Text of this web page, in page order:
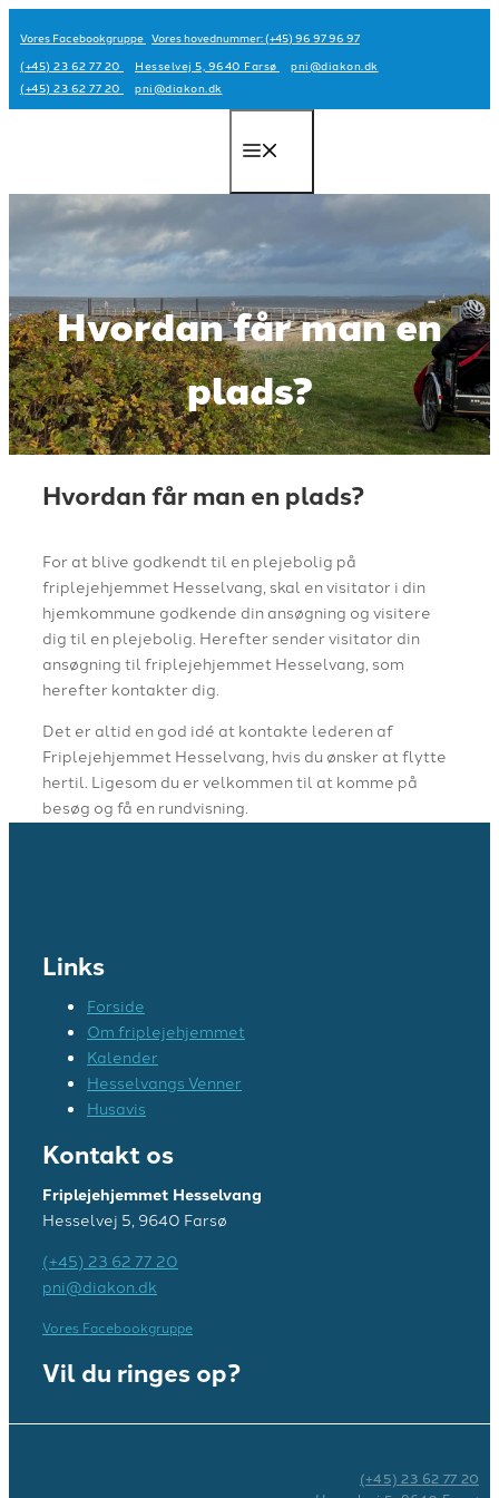
til
indhold
Vores Facebookgruppe Vores hovednummer: (+45) 96 97 96 97
(+45) 23 62 77 20
Hesselvej 5, 9640 Farsø
pni@diakon.dk
(+45) 23 62 77 20
pni@diakon.dk
Hvordan får man en
plads?
Hvordan får man en plads?
For at blive godkendt til en plejebolig på
friplejehjemmet Hesselvang, skal en visitator i din
hjemkommune godkende din ansøgning og visitere
dig til en plejebolig. Herefter sender visitator din
ansøgning til friplejehjemmet Hesselvang, som
herefter kontakter dig.
Det er altid en god idé at kontakte lederen af
Friplejehjemmet Hesselvang, hvis du ønsker at flytte
hertil. Ligesom du er velkommen til at komme på
besøg og få en rundvisning.
Links
Forside
Om friplejehjemmet
Kalender
Hesselvangs Venner
Husavis
Kontakt os
Friplejehjemmet Hesselvang
Hesselvej 5, 9640 Farsø
(+45) 23 62 77 20
pni@diakon.dk
Vores Facebookgruppe
Vil du ringes op?
(+45) 23 62 77 20